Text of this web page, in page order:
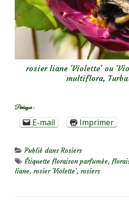
rosier liane ‘Violette’ ou
multiflora,
Partager :
E-mail Imprimer
Publié dansRosiers
Étiquette floraison parfumée,
liane, rosier 'Violette', rosiers